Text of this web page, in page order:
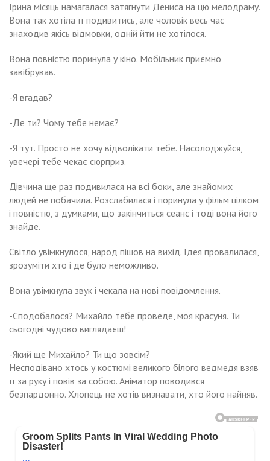
Ірина місяць намагалася затягнути Дениса на цю мелодраму.
Вона так хотіла її подивитись, але чоловік весь час
знаходив якісь відмовки, одній йти не хотілося.
Вона повністю поринула у кіно. Мобільник приємно
завібрував.
-Я вгадав?
-Де ти? Чому тебе немає?
-Я тут. Просто не хочу відволікати тебе. Насолоджуйся,
увечері тебе чекає сюрприз.
Дівчина ще раз подивилася на всі боки, але знайомих
людей не побачила. Розслабилася і поринула у фільм цілком
і повністю, з думками, що закінчиться сеанс і тоді вона його
знайде.
Світло увімкнулося, народ пішов на вихід. Ідея провалилася,
зрозуміти хто і де було неможливо.
Вона увімкнула звук і чекала на нові повідомлення.
-Сподобалося? Михайло тебе проведе, моя красуня. Ти
сьогодні чудово виглядаєш!
-Який ще Михайло? Ти що зовсім?
Несподівано хтось у костюмі великого білого ведмедя взяв
її за руку і повів за собою. Аніматор поводився
безпардонно. Хлопець не хотів визнавати, хто його найняв.